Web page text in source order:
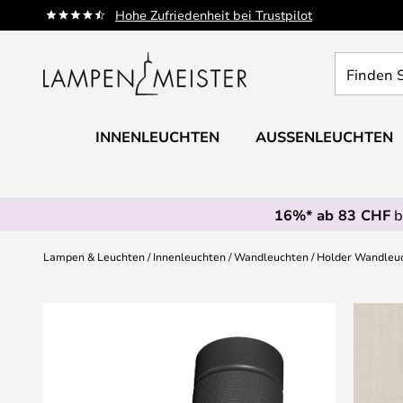
Hohe Zufriedenheit bei Trustpilot
Zum
Inhalt
Sie
Leuchte...
INNENLEUCHTEN AUSSENLEUCHTEN
16%* ab 83 CHF
Lampen & Leuchten Innenleuchten Wandleuchten Holder